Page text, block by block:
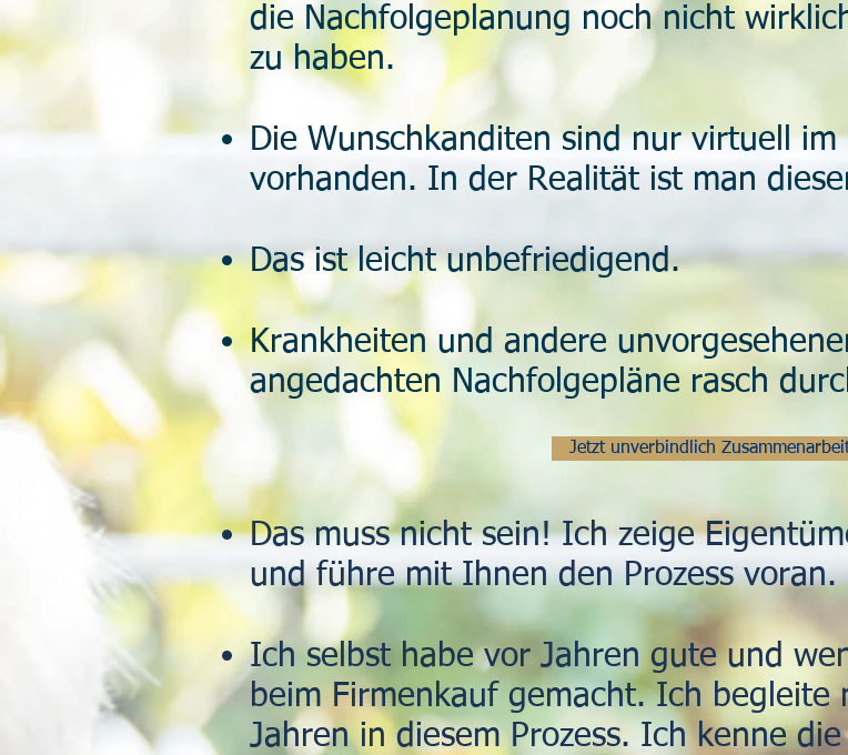
die Nachfolgeplanung noch nicht
zu haben.
Die Wunschkanditen sind nur virtuell im
vorhanden. In der Realität ist man
Das ist leicht unbefriedigend.
Krankheiten und andere
angedachten Nachfolgepläne rasch
Jetzt unverbindlich
Das muss nicht sein! Ich zeige
und führe mit Ihnen den Prozess voran.
Ich selbst habe vor Jahren gute und
beim Firmenkauf gemacht. Ich begleite
Jahren in diesem Prozess. Ich kenne